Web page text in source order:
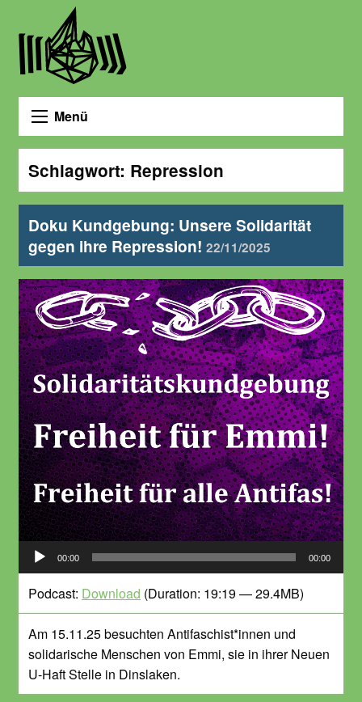
Menü
Schlagwort: Repression
Doku Kundgebung: Unsere Solidarität
gegen ihre Repression! 22/11/2025
Audio-
Player
00:00 00:00
Podcast: Download (Duration: 19:19 — 29.4MB)
Am 15.11.25 besuchten Antifaschist*innen und
solidarische Menschen von Emmi, sie in ihrer Neuen
U-Haft Stelle in Dinslaken.